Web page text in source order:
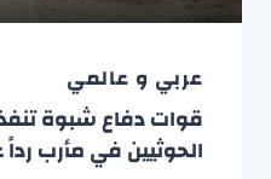
عربي و عالمي
قوات دفاع شبوة
الحوثيين في مأرب